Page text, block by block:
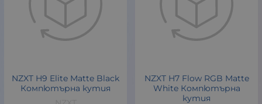
NZXT H9 Elite Matte Black
Компютърна кутия
NZXT H7 Flow RGB Matte
White Компютърна
кутия